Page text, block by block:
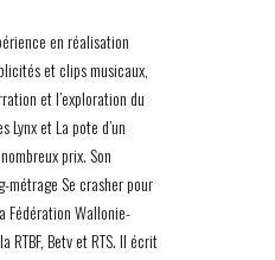
en réalisation
et clips musicaux,
et l’exploration du
et La pote d’un
prix. Son
métrage Se crasher pour
Fédération Wallonie-
RTBF, Betv et RTS. Il écrit